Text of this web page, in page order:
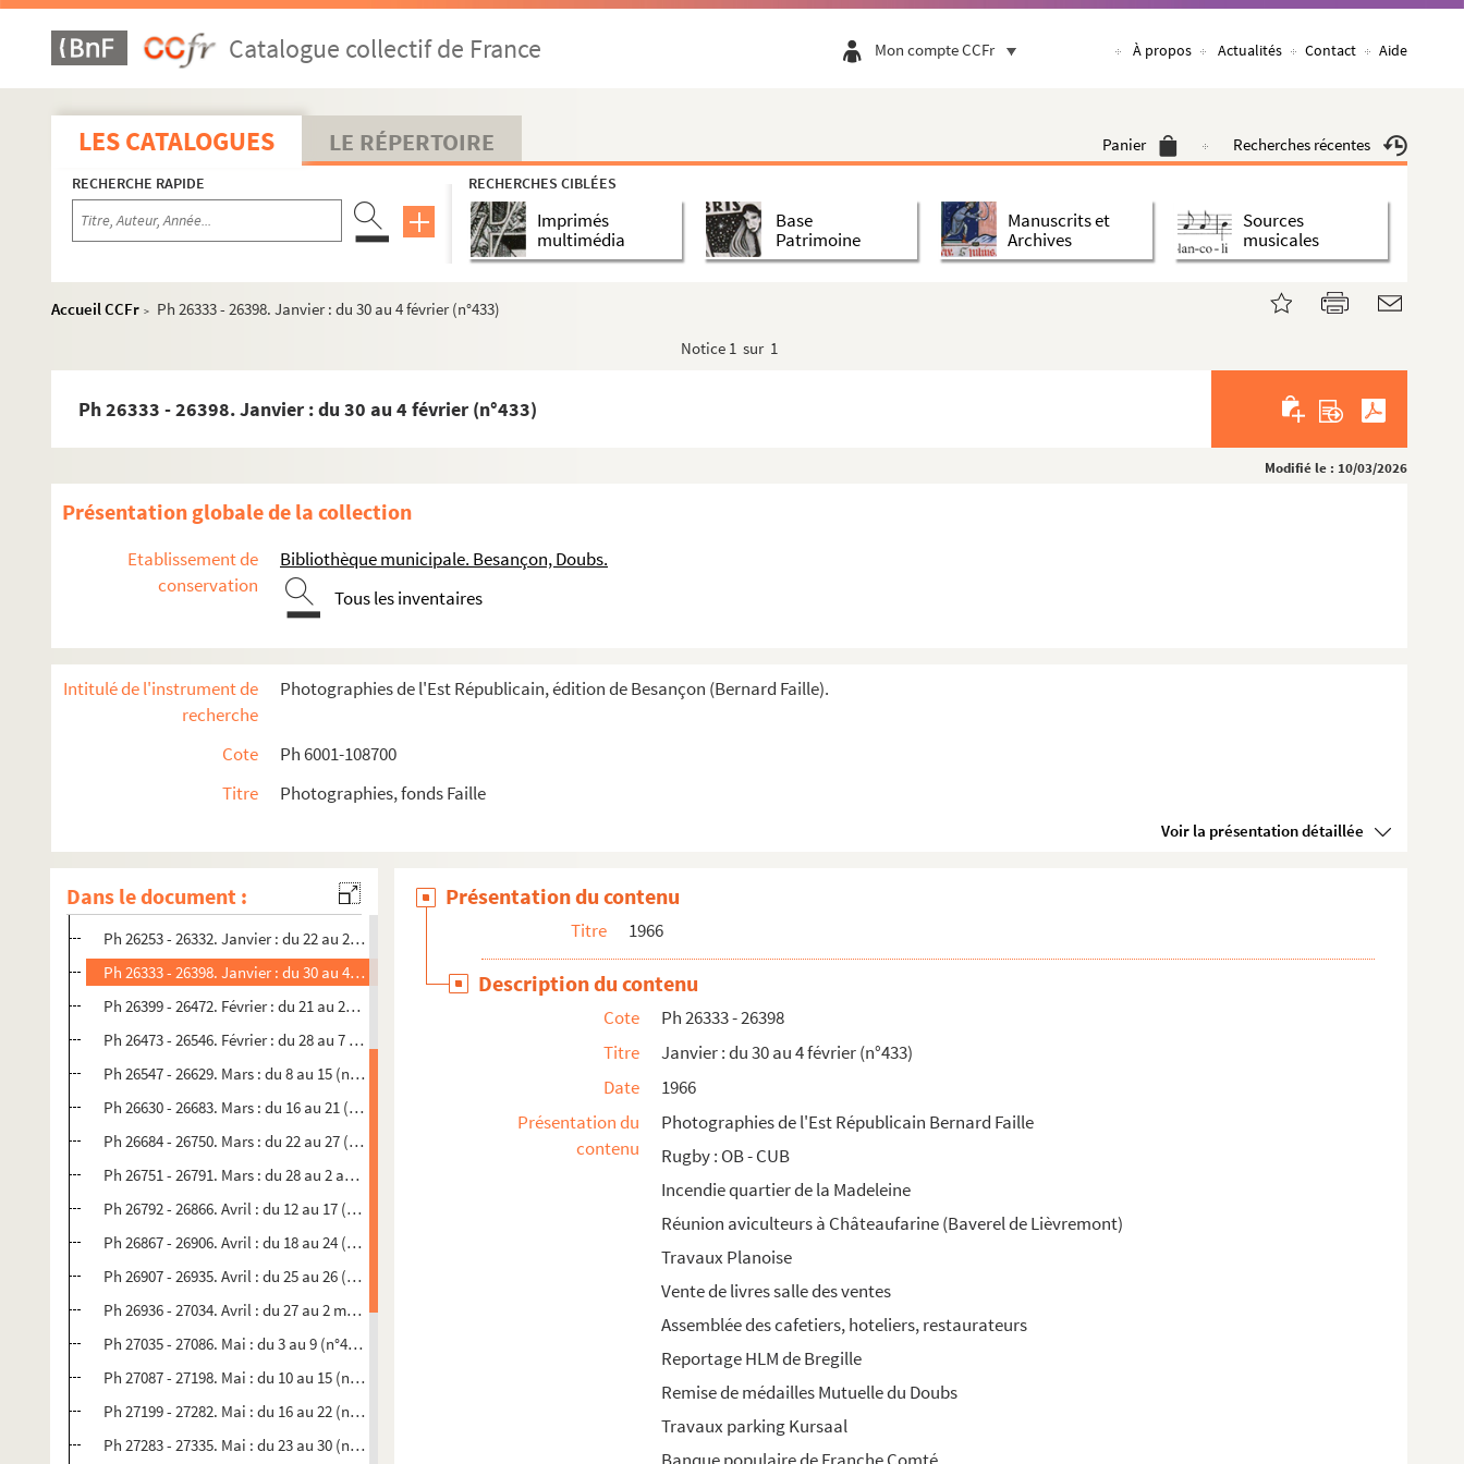
Catalogue collectif de France Mon compte CCFr À propos Actualités Contact Aide
LES CATALOGUES LE RÉPERTOIRE Panier Recherches récentes
RECHERCHE RAPIDE RECHERCHES CIBLÉES
Imprimés
multimédia
Base
Patrimoine
Manuscrits et
Archives
Sources
musicales
Accueil CCFr >
Ph 26333 - 26398. Janvier : du 30 au 4 février (n°433)
Notice 1 sur 1
Ph 26333 - 26398. Janvier : du 30 au 4 février (n°433)
Modifié le : 10/03/2026
Présentation globale de la collection
Etablissement de
conservation
Bibliothèque municipale. Besançon, Doubs.
Tous les inventaires
Intitulé de l'instrument de
recherche
Photographies de l'Est Républicain, édition de Besançon (Bernard Faille).
Cote
Ph 6001-108700
Titre
Photographies, fonds Faille
Voir la présentation détaillée
Dans le document :
1958
1958/1973
1961
1962
Ph 26045 - 26162. Janvier : du 8 au 15 (n°430)
Ph 26163 - 26252. Janvier : du 16 au 21 (n°431)
Ph 26253 - 26332. Janvier : du 22 au 29 (n°432)
Ph 26333 - 26398. Janvier : du 30 au 4 février (n°433)
Ph 26399 - 26472. Février : du 21 au 27 (n°434)
Ph 26473 - 26546. Février : du 28 au 7 mars (n°435)
Ph 26547 - 26629. Mars : du 8 au 15 (n°436)
Ph 26630 - 26683. Mars : du 16 au 21 (n°437)
Ph 26684 - 26750. Mars : du 22 au 27 (n°438)
Ph 26751 - 26791. Mars : du 28 au 2 avril (n°439)
Ph 26792 - 26866. Avril : du 12 au 17 (n°440)
Ph 26867 - 26906. Avril : du 18 au 24 (n°441)
Ph 26907 - 26935. Avril : du 25 au 26 (n°442)
Ph 26936 - 27034. Avril : du 27 au 2 mai (n°443)
Ph 27035 - 27086. Mai : du 3 au 9 (n°444)
Ph 27087 - 27198. Mai : du 10 au 15 (n°445)
Ph 27199 - 27282. Mai : du 16 au 22 (n°446)
Ph 27283 - 27335. Mai : du 23 au 30 (n°447)
Présentation du contenu
Titre 1966
Description du contenu
Cote
Ph 26333 - 26398
Titre
Janvier : du 30 au 4 février (n°433)
Date
1966
Présentation du
contenu
Photographies de l'Est Républicain Bernard Faille
Rugby : OB - CUB
Incendie quartier de la Madeleine
Réunion aviculteurs à Châteaufarine (Baverel de Lièvremont)
Travaux Planoise
Vente de livres salle des ventes
Assemblée des cafetiers, hoteliers, restaurateurs
Reportage HLM de Bregille
Remise de médailles Mutuelle du Doubs
Travaux parking Kursaal